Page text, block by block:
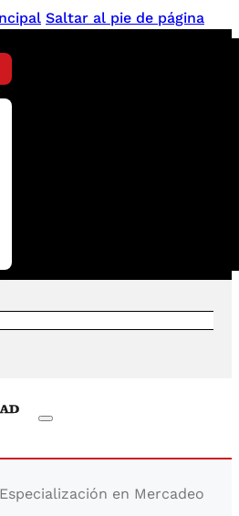
Saltar al pie de página
en Mercadeo